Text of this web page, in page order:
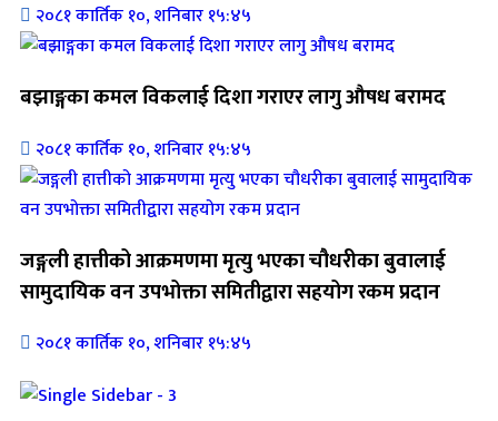
२०८१ कार्तिक १०, शनिबार १५:४५
बझाङ्गका कमल विकलाई दिशा गराएर लागु औषध बरामद
२०८१ कार्तिक १०, शनिबार १५:४५
जङ्गली हात्तीको आक्रमणमा मृत्यु भएका चौधरीका बुवालाई
सामुदायिक वन उपभोक्ता समितीद्वारा सहयोग रकम प्रदान
२०८१ कार्तिक १०, शनिबार १५:४५